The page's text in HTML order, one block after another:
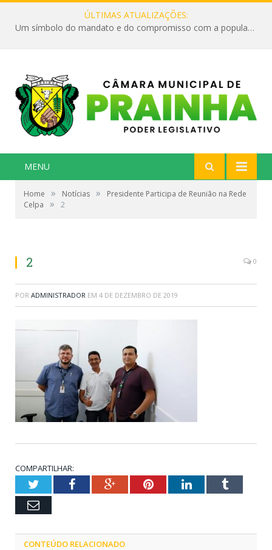
ÚLTIMAS ATUALIZAÇÕES:
Um símbolo do mandato e do compromisso com a população
MENU
Home » Notícias »
Presidente Participa de Reunião na Rede
Celpa
» 2
2 0
POR ADMINISTRADOR EM 4 DE DEZEMBRO DE 2019
COMPARTILHAR:
TwitterFacebookGoogle+PinterestLinkedInTumblr
Email
CONTEÚDO RELACIONADO